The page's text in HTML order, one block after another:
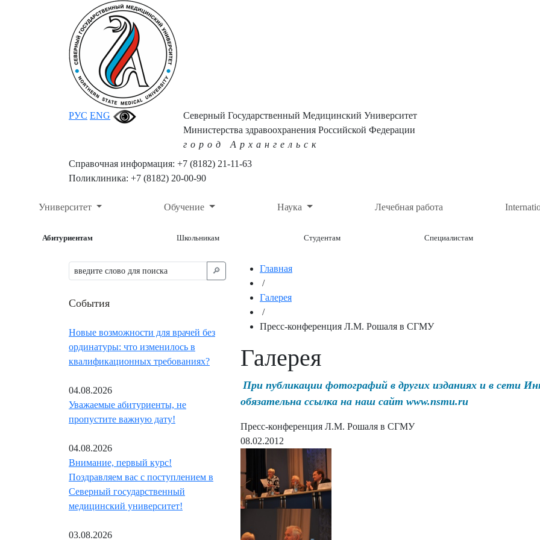
РУС ENG
Северный Государственный Медицинский Университет
Министерства здравоохранения Российской Федерации
город Архангельск
Справочная информация: +7 (8182) 21-11-63
Поликлиника: +7 (8182) 20-00-90
Университет Обучение Наука Лечебная работа
Абитуриентам Школьникам Студентам Специалистам
🔎︎
События
Новые возможности для врачей без
ординатуры: что изменилось в
квалификационных требованиях?
04.08.2026
Уважаемые абитуриенты, не
пропустите важную дату!
04.08.2026
Внимание, первый курс!
Поздравляем вас с поступлением в
Северный государственный
медицинский университет!
03.08.2026
Главная
/
Галерея
/
Пресс-конференция Л.М. Рошаля в СГМУ
Галерея
При публикации фотографий в других изданиях и в сети
обязательна ссылка на наш сайт www.nsmu.ru
Пресс-конференция Л.М. Рошаля в СГМУ
08.02.2012